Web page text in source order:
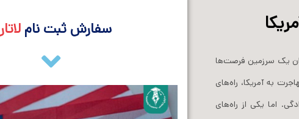
یک سرزمین فرصت‌ها
به آمریکا، راه‌های
اما یکی از راه‌های
سفارش ثبت نام